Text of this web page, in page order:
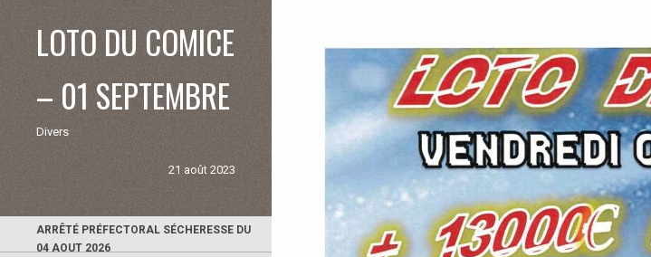
LOTO DU COMICE
– 01 SEPTEMBRE
Divers
21 août 2023
ARRÊTÉ PRÉFECTORAL SÉCHERESSE DU
04 AOUT 2026